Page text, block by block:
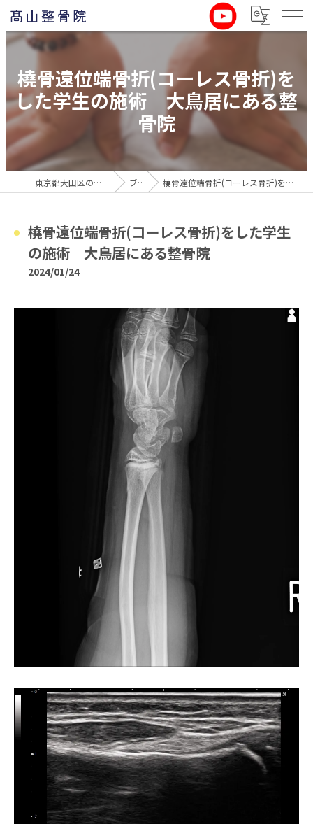
橈骨遠位端骨折(コーレス骨折)を
した学生の施術 大鳥居にある整
骨院
東京都大田区の整骨院なら髙山整骨院 ブログ 橈骨遠位端骨折(コーレス骨折)をした学生の施術 大鳥居にある整骨院
橈骨遠位端骨折(コーレス骨折)をした学生
の施術 大鳥居にある整骨院
2024/01/24